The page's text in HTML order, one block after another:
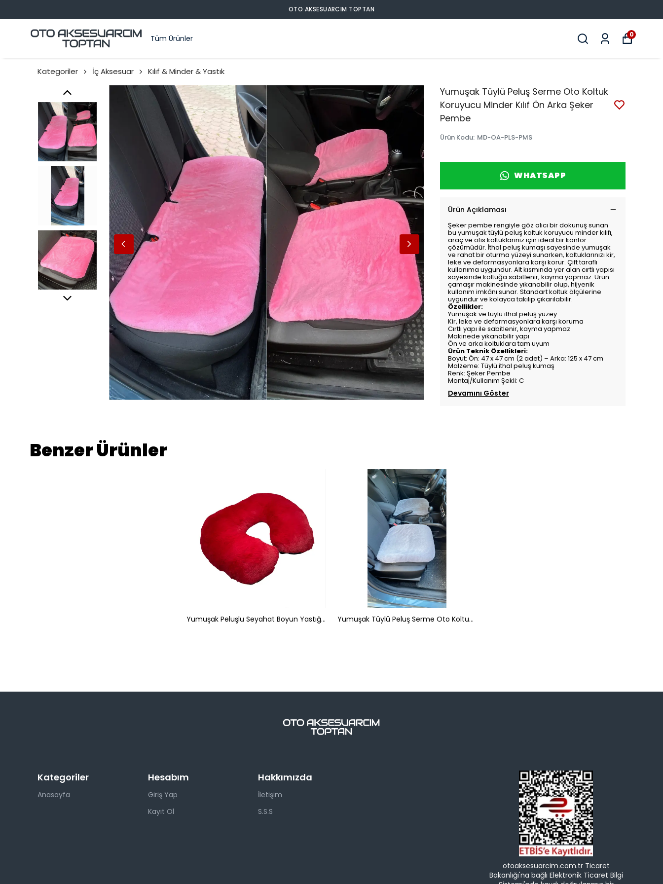
OTO AKSESUARCIM TOPTAN
Tüm Ürünler 0
Kategoriler İç Aksesuar Kılıf & Minder & Yastık
Yumuşak Tüylü Peluş Serme Oto Koltuk
Koruyucu Minder Kılıf Ön Arka Şeker
Pembe
Ürün Kodu: MD-OA-PLS-PMS
WHATSAPP
Ürün Açıklaması
Şeker pembe rengiyle göz alıcı bir dokunuş sunan
bu yumuşak tüylü peluş koltuk koruyucu minder kılıfı,
araç ve ofis koltuklarınız için ideal bir konfor
çözümüdür. İthal peluş kumaşı sayesinde yumuşak
ve rahat bir oturma yüzeyi sunarken, koltuklarınızı kir,
leke ve deformasyonlara karşı korur. Çift taraflı
kullanıma uygundur. Alt kısmında yer alan cırtlı yapısı
sayesinde koltuğa sabitlenir, kayma yapmaz. Ürün
çamaşır makinesinde yıkanabilir olup, hijyenik
kullanım imkânı sunar. Standart koltuk ölçülerine
uygundur ve kolayca takılıp çıkarılabilir.
Özellikler:
Yumuşak ve tüylü ithal peluş yüzey
Kir, leke ve deformasyonlara karşı koruma
Cırtlı yapı ile sabitlenir, kayma yapmaz
Makinede yıkanabilir yapı
Ön ve arka koltuklara tam uyum
Ürün Teknik Özellikleri:
Boyut: Ön: 47 x 47 cm (2 adet) – Arka: 125 x 47 cm
Malzeme: Tüylü ithal peluş kumaş
Renk: Şeker Pembe
Montaj/Kullanım Şekli: C
Devamını Göster
Benzer Ürünler
Yumuşak Peluşlu Seyahat Boyun Yastığı Kırmızı Yumuşak Tüylü Peluş Serme Oto Koltuk Koruyucu Minder Kılıf Ön 2'li Gri
Kategoriler
Anasayfa
Hesabım
Giriş Yap
Kayıt Ol
Hakkımızda
İletişim
S.S.S
otoaksesuarcim.com.tr Ticaret
Bakanlığı'na bağlı Elektronik Ticaret Bilgi